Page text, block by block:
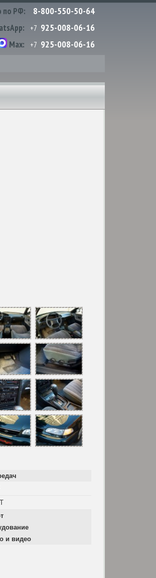
по РФ: 8-800-550-50-64
+7 925-008-06-16
Max: +7 925-008-06-16
и видео